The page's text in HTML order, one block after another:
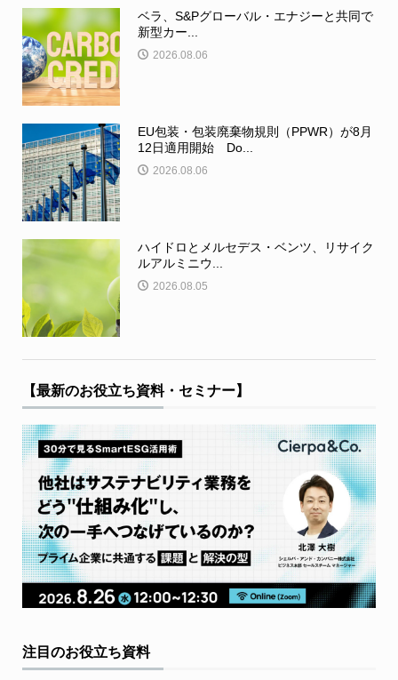
ベラ、S&Pグローバル・エナジーと共同で
新型カー...
2026.08.06
EU包装・包装廃棄物規則（PPWR）が8月
12日適用開始 Do...
2026.08.06
ハイドロとメルセデス・ベンツ、リサイク
ルアルミニウ...
2026.08.05
【最新のお役立ち資料・セミナー】
注目のお役立ち資料